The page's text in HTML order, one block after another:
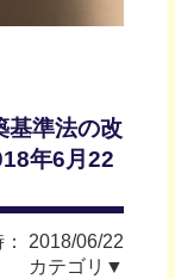
基準法の改
年6月22
2018/06/22
カテゴリ▼